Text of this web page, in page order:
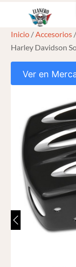
content
Inicio /Accesorios
Harley Davidson
Ver en